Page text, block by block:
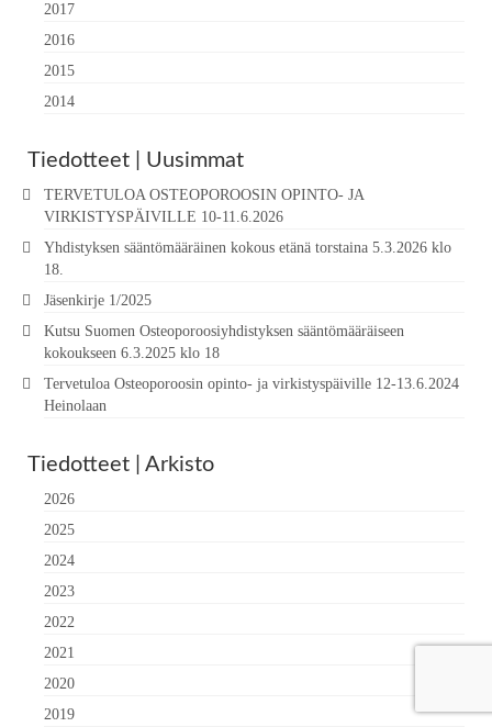
2017
2016
2015
2014
Tiedotteet | Uusimmat
TERVETULOA OSTEOPOROOSIN OPINTO- JA
VIRKISTYSPÄIVILLE 10-11.6.2026
Yhdistyksen sääntömääräinen kokous etänä torstaina 5.3.2026 klo
18.
Jäsenkirje 1/2025
Kutsu Suomen Osteoporoosiyhdistyksen sääntömääräiseen
kokoukseen 6.3.2025 klo 18
Tervetuloa Osteoporoosin opinto- ja virkistyspäiville 12-13.6.2024
Heinolaan
Tiedotteet | Arkisto
2026
2025
2024
2023
2022
2021
2020
2019